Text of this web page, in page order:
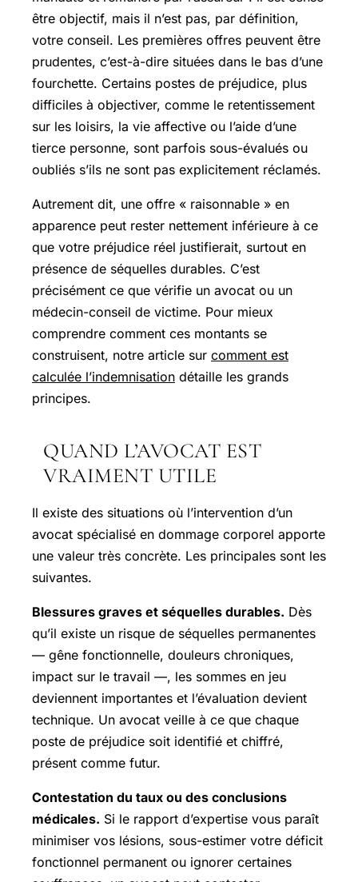
être objectif, mais il n’est pas, par définition,
votre conseil. Les premières offres peuvent être
prudentes, c’est-à-dire situées dans le bas d’une
fourchette. Certains postes de préjudice, plus
difficiles à objectiver, comme le retentissement
sur les loisirs, la vie affective ou l’aide d’une
tierce personne, sont parfois sous-évalués ou
oubliés s’ils ne sont pas explicitement réclamés.
Autrement dit, une offre « raisonnable » en
apparence peut rester nettement inférieure à ce
que votre préjudice réel justifierait, surtout en
présence de séquelles durables. C’est
précisément ce que vérifie un avocat ou un
médecin-conseil de victime. Pour mieux
comprendre comment ces montants se
construisent, notre article sur comment est
calculée l’indemnisation détaille les grands
principes.
QUAND L’AVOCAT EST
VRAIMENT UTILE
Il existe des situations où l’intervention d’un
avocat spécialisé en dommage corporel apporte
une valeur très concrète. Les principales sont les
suivantes.
Blessures graves et séquelles durables. Dès
qu’il existe un risque de séquelles permanentes
— gêne fonctionnelle, douleurs chroniques,
impact sur le travail —, les sommes en jeu
deviennent importantes et l’évaluation devient
technique. Un avocat veille à ce que chaque
poste de préjudice soit identifié et chiffré,
présent comme futur.
Contestation du taux ou des conclusions
médicales. Si le rapport d’expertise vous paraît
minimiser vos lésions, sous-estimer votre déficit
fonctionnel permanent ou ignorer certaines